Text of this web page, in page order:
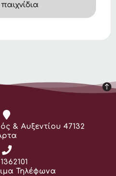
& Αυξεντίου 47132
Τηλέφωνα